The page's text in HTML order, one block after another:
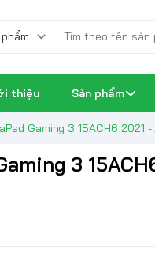
thiệu Sản phẩm
Gaming 3 15ACH6 2021
3